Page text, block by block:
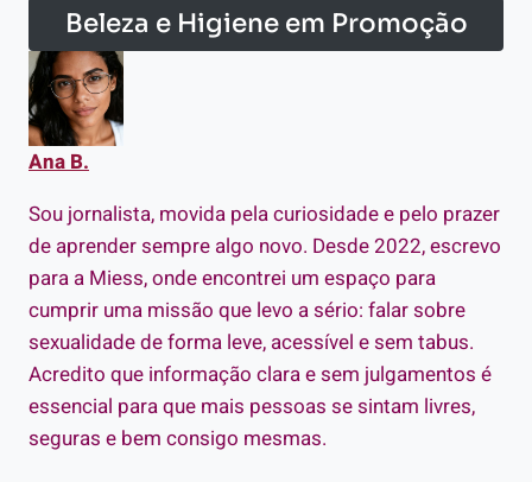
Beleza e Higiene em Promoção
Ana B.
Sou jornalista, movida pela curiosidade e pelo prazer
de aprender sempre algo novo. Desde 2022, escrevo
para a Miess, onde encontrei um espaço para
cumprir uma missão que levo a sério: falar sobre
sexualidade de forma leve, acessível e sem tabus.
Acredito que informação clara e sem julgamentos é
essencial para que mais pessoas se sintam livres,
seguras e bem consigo mesmas.